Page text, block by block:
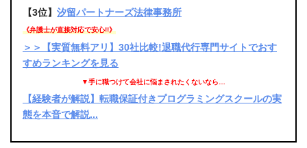
【3位】 汐留パートナーズ法律事務所
《弁護士が直接対応で安心!!》
＞＞【実質無料アリ】30社比較!退職代行専門サイトでおす
すめランキングを見る
▼手に職つけて会社に悩まされたくないなら…
【経験者が解説】転職保証付きプログラミングスクールの実
態を本音で解説...